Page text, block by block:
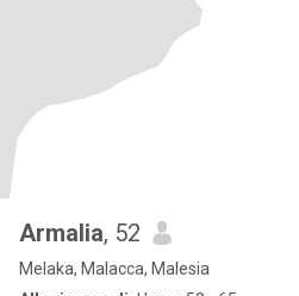
Armalia, 52
Melaka, Malacca, Malesia